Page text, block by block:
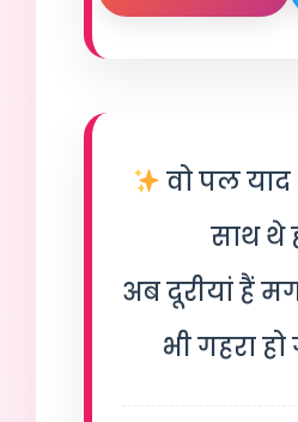
वो पल
साथ थे
अब दूरीयां हैं
भी गहरा हो